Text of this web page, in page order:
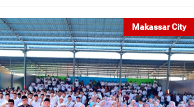
Makassar City